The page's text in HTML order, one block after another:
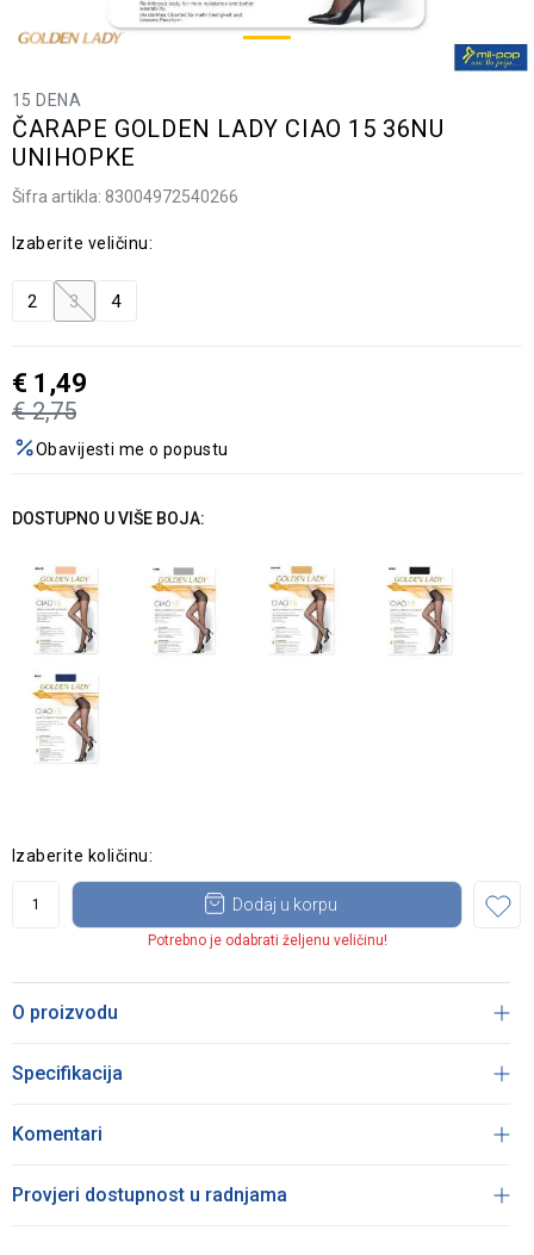
15 DENA
ČARAPE GOLDEN LADY CIAO 15 36NU
UNIHOPKE
Šifra artikla: 83004972540266
Izaberite veličinu:
2 3 4
€ 2,75
€ 1,49
Obavijesti me o popustu
DOSTUPNO U VIŠE BOJA:
Izaberite količinu:
Dodaj u korpu
Potrebno je odabrati željenu veličinu!
O proizvodu
Specifikacija
Komentari
Provjeri dostupnost u radnjama